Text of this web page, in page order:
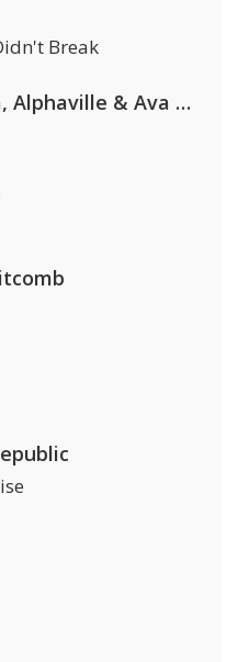
Break
David Guetta, Alphaville & Ava Max